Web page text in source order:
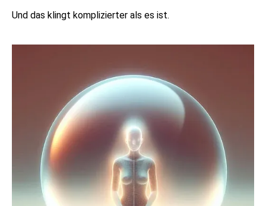
Und das klingt komplizierter als es ist.